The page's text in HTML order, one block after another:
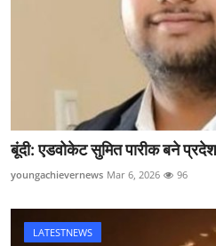
बूंदी: एडवोकेट सुमित पारीक बने
youngachievernews Mar 6, 2026 96
LATESTNEWS